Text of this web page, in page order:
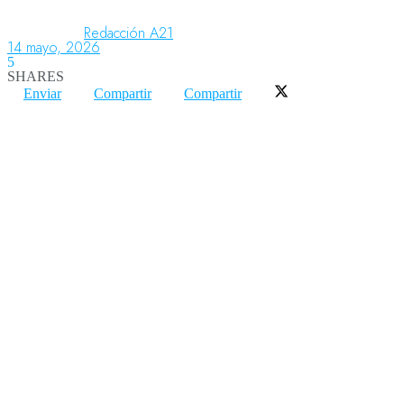
Aeronáutica
Aeropuertos
Redacción A21
14 mayo, 2026
5
SHARES
Enviar
Compartir Compartir